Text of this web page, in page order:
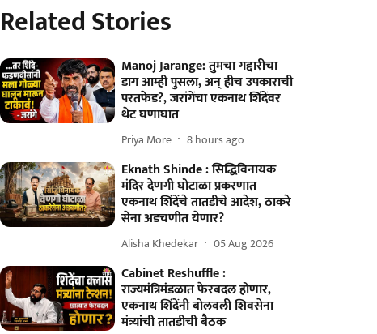
Related Stories
Manoj Jarange: तुमचा गद्दारीचा
डाग आम्ही पुसला, अन् हीच उपकाराची
परतफेड?, जरांगेंचा एकनाथ शिंदेंवर
थेट घणाघात
Priya More 8 hours ago
Eknath Shinde : सिद्धिविनायक
मंदिर देणगी घोटाळा प्रकरणात
एकनाथ शिंदेंचे तातडीचे आदेश, ठाकरे
सेना अडचणीत येणार?
Alisha Khedekar 05 Aug 2026
Cabinet Reshuffle :
राज्यमंत्रिमंडळात फेरबदल होणार,
एकनाथ शिंदेंनी बोलवली शिवसेना
मंत्र्यांची तातडीची बैठक